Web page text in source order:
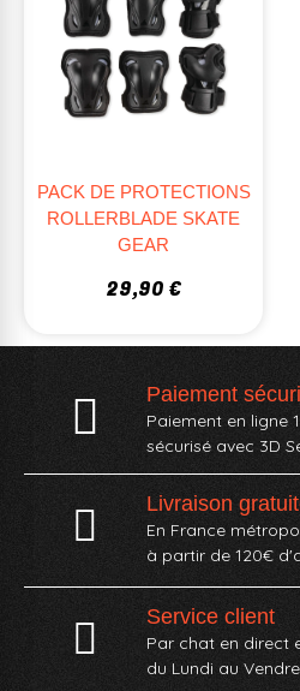
PACK DE PROTECTIONS
ROLLERBLADE SKATE
GEAR
29,90 €
Paiement
Paiement en ligne
sécurisé avec 3D
Livraison
En France
à partir de 120€
Service client
Par chat en direct
du Lundi au